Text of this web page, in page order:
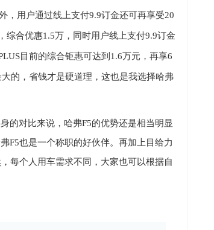
，用户通过线上支付9.9订金还可再享受20
综合优惠1.5万，同时用户线上支付9.9订金
目前的综合钜惠可达到 1.6万元，再享6
的，省钱才是硬道理，这也是我选择哈弗
的对比来说，哈弗F5的优势还是相当明显
F5也是一个称职的好伙伴。再加上目给力
每个人用车需求不同，大家也可以根据自